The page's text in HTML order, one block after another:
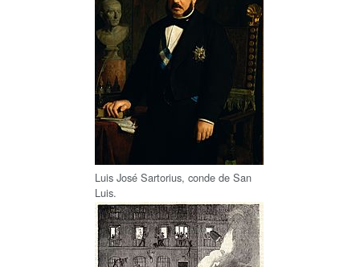
Luis José Sartorius, conde de San
Luis.